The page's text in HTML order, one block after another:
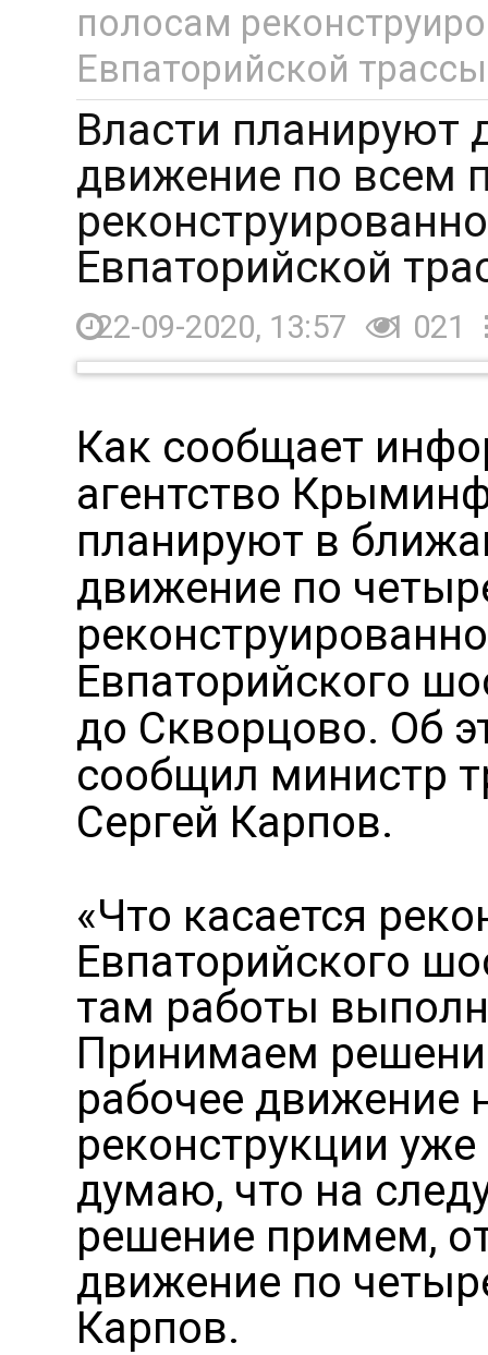
полосам
Евпаторийской трассы
Власти планируют
движение по всем
Евпаторийской
22-09-2020, 13:57 1 021
Как сообщает
агентство
планируют в
движение по
Евпаторийского
до Скворцово. Об
сообщил министр
Сергей Карпов.
«Что касается
Евпаторийского
там работы
Принимаем
рабочее движение
реконструкции
думаю, что на
решение примем,
движение по
Карпов.